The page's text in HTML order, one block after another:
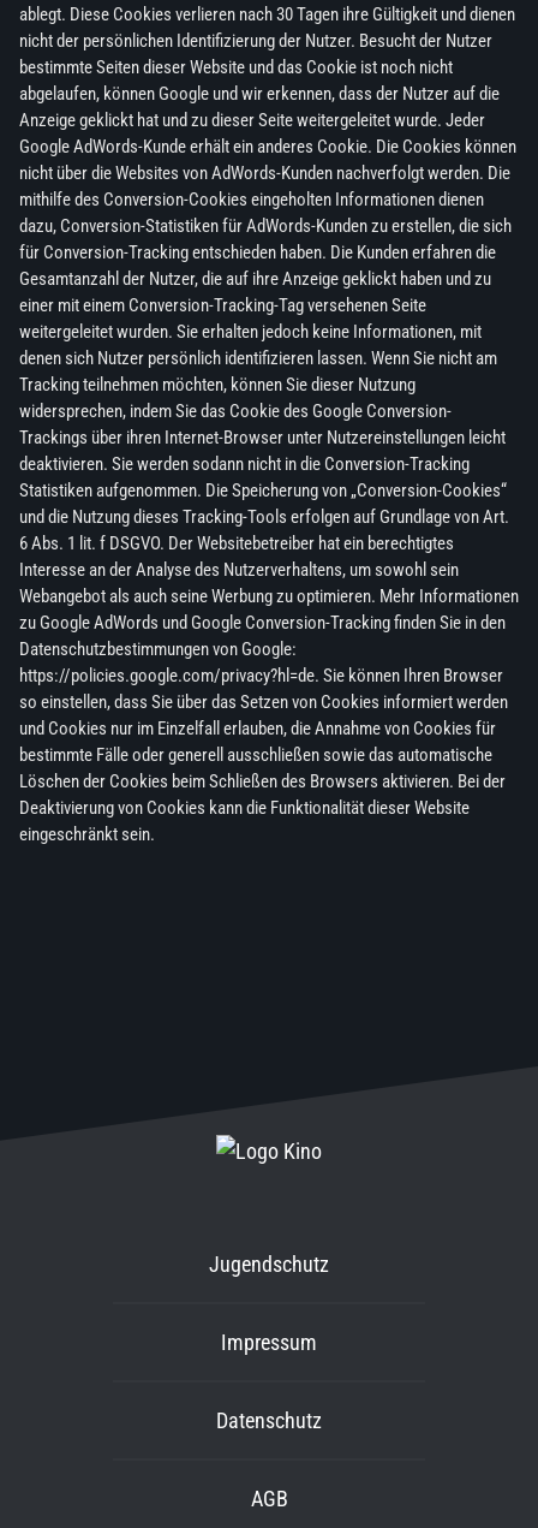
ablegt. Diese Cookies verlieren nach 30 Tagen ihre Gültigkeit und dienen
nicht der persönlichen Identifizierung der Nutzer. Besucht der Nutzer
bestimmte Seiten dieser Website und das Cookie ist noch nicht
abgelaufen, können Google und wir erkennen, dass der Nutzer auf die
Anzeige geklickt hat und zu dieser Seite weitergeleitet wurde. Jeder
Google AdWords-Kunde erhält ein anderes Cookie. Die Cookies können
nicht über die Websites von AdWords-Kunden nachverfolgt werden. Die
mithilfe des Conversion-Cookies eingeholten Informationen dienen
dazu, Conversion-Statistiken für AdWords-Kunden zu erstellen, die sich
für Conversion-Tracking entschieden haben. Die Kunden erfahren die
Gesamtanzahl der Nutzer, die auf ihre Anzeige geklickt haben und zu
einer mit einem Conversion-Tracking-Tag versehenen Seite
weitergeleitet wurden. Sie erhalten jedoch keine Informationen, mit
denen sich Nutzer persönlich identifizieren lassen. Wenn Sie nicht am
Tracking teilnehmen möchten, können Sie dieser Nutzung
widersprechen, indem Sie das Cookie des Google Conversion-
Trackings über ihren Internet-Browser unter Nutzereinstellungen leicht
deaktivieren. Sie werden sodann nicht in die Conversion-Tracking
Statistiken aufgenommen. Die Speicherung von „Conversion-Cookies“
und die Nutzung dieses Tracking-Tools erfolgen auf Grundlage von Art.
6 Abs. 1 lit. f DSGVO. Der Websitebetreiber hat ein berechtigtes
Interesse an der Analyse des Nutzerverhaltens, um sowohl sein
Webangebot als auch seine Werbung zu optimieren. Mehr Informationen
zu Google AdWords und Google Conversion-Tracking finden Sie in den
Datenschutzbestimmungen von Google:
https://policies.google.com/privacy?hl=de. Sie können Ihren Browser
so einstellen, dass Sie über das Setzen von Cookies informiert werden
und Cookies nur im Einzelfall erlauben, die Annahme von Cookies für
bestimmte Fälle oder generell ausschließen sowie das automatische
Löschen der Cookies beim Schließen des Browsers aktivieren. Bei der
Deaktivierung von Cookies kann die Funktionalität dieser Website
eingeschränkt sein.
Jugendschutz
Impressum
Datenschutz
AGB